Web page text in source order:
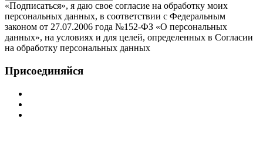
«Подписаться», я даю свое согласие на обработку моих
персональных данных, в соответствии с Федеральным
законом от 27.07.2006 года №152-ФЗ «О персональных
данных», на условиях и для целей, определенных в Согласии
на обработку персональных данных
Присоединяйся